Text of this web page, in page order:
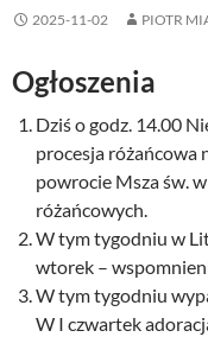
2025-11-02 PIOTR
Ogłoszenia
Dziś o godz. 14.00
procesja różańcowa
powrocie Msza św.
różańcowych.
W tym tygodniu w
wtorek –
W tym tygodniu
W I czwartek